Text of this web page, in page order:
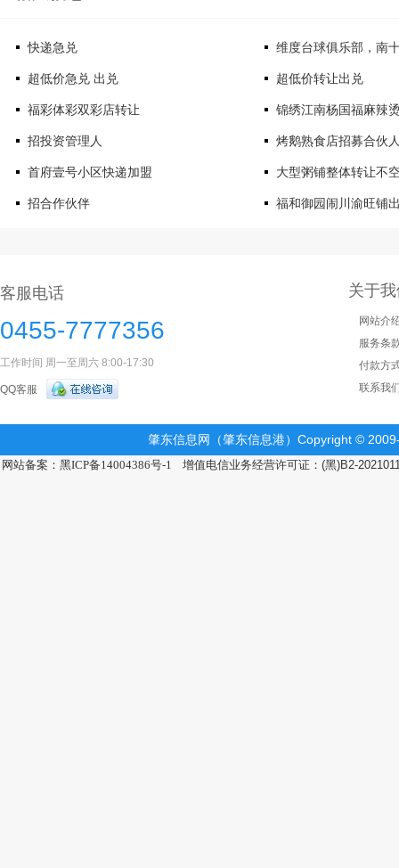
快递急兑 维度台球俱乐部，南
超低价急兑 出兑 超低价转让出兑
福彩体彩双彩店转让 锦绣江南杨国福麻辣
招投资管理人 烤鹅熟食店招募合伙
首府壹号小区快递加盟 大型粥铺整体转让不
招合作伙伴 福和御园闹川渝旺铺
客服电话
0455-7777356
工作时间 周一至周六 8:00-17:30
QQ客服
关于
网站介
服务条
付款方
联系我
肇东信息网（肇东信息港）Copyright ©
网站备案：黑ICP备14004386号-1 增值电信业务经营许可证：(黑)B2-